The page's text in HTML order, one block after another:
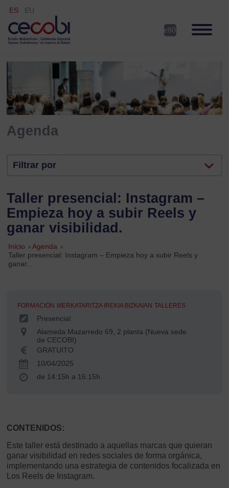
ES EU
Agenda
Filtrar por
Taller presencial: Instagram –
Empieza hoy a subir Reels y
ganar visibilidad.
Inicio »Agenda »
Taller presencial: Instagram – Empieza hoy a subir Reels y
ganar...
FORMACIÓN MERKATARITZA IREKIA BIZKAIAN TALLERES
Presencial
Alameda Mazarredo 69, 2 planta (Nueva sede
de CECOBI)
GRATUITO
10/04/2025
de 14:15h a 16:15h.
CONTENIDOS:
Este taller está destinado a aquellas marcas que quieran
ganar visibilidad en redes sociales de forma orgánica,
implementando una estrategia de contenidos focalizada en
Los Reels de Instagram.